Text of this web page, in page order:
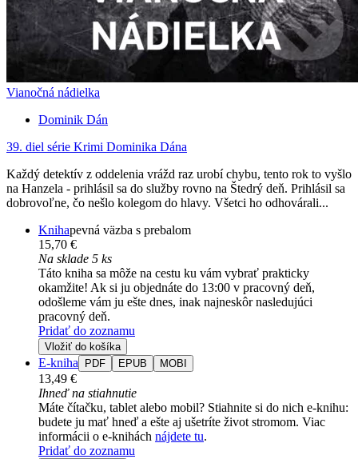
Vianočná nádielka
Dominik Dán
39. diel série Krimi Dominika Dána
Každý detektív z oddelenia vrážd raz urobí chybu, tento rok to vyšlo
na Hanzela - prihlásil sa do služby rovno na Štedrý deň. Prihlásil sa
dobrovoľne, čo nešlo kolegom do hlavy. Všetci ho odhovárali...
Knihapevná väzba s prebalom
15,70 €
Na sklade 5 ks
Táto kniha sa môže na cestu ku vám vybrať prakticky
okamžite! Ak si ju objednáte do 13:00 v pracovný deň,
odošleme vám ju ešte dnes, inak najneskôr nasledujúci
pracovný deň.
Pridať do zoznamu
Vložiť do košíka
E-kniha PDF EPUB MOBI
13,49 €
Ihneď na stiahnutie
Máte čítačku, tablet alebo mobil? Stiahnite si do nich e-knihu:
budete ju mať hneď a ešte aj ušetríte život stromom. Viac
informácii o e-knihách nájdete tu.
Pridať do zoznamu